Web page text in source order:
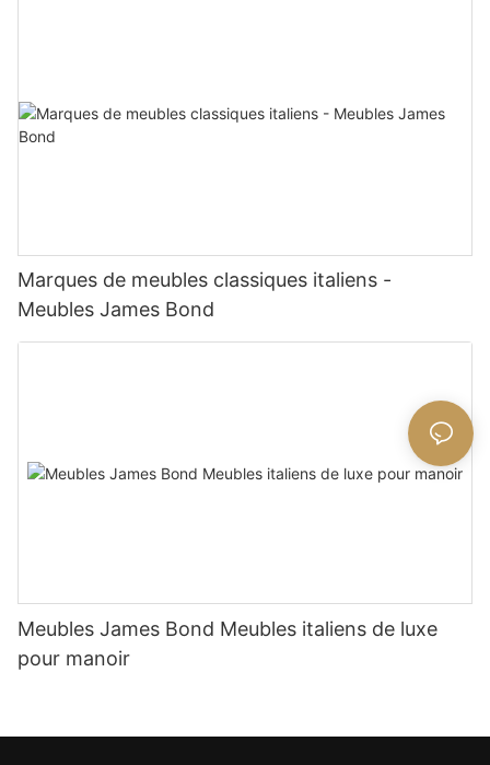
Marques de meubles classiques italiens -
Meubles James Bond
Meubles James Bond Meubles italiens de luxe
pour manoir